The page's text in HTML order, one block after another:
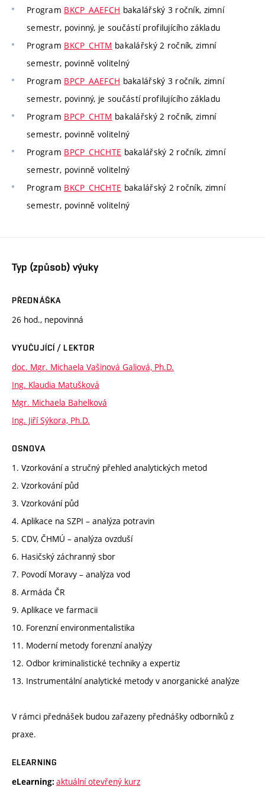
Program BKCP_AAEFCH bakalářský 3 ročník, zimní
semestr, povinný, je součástí profilujícího základu
Program BKCP_CHTM bakalářský 2 ročník, zimní
semestr, povinně volitelný
Program BPCP_AAEFCH bakalářský 3 ročník, zimní
semestr, povinný, je součástí profilujícího základu
Program BPCP_CHTM bakalářský 2 ročník, zimní
semestr, povinně volitelný
Program BPCP_CHCHTE bakalářský 2 ročník, zimní
semestr, povinně volitelný
Program BKCP_CHCHTE bakalářský 2 ročník, zimní
semestr, povinně volitelný
Typ (způsob) výuky
PŘEDNÁŠKA
26 hod., nepovinná
VYUČUJÍCÍ / LEKTOR
doc. Mgr. Michaela Vašinová Galiová, Ph.D.
Ing. Klaudia Matušková
Mgr. Michaela Bahelková
Ing. Jiří Sýkora, Ph.D.
OSNOVA
1. Vzorkování a stručný přehled analytických metod
2. Vzorkování půd
3. Vzorkování půd
4. Aplikace na SZPI – analýza potravin
5. CDV, ČHMÚ – analýza ovzduší
6. Hasičský záchranný sbor
7. Povodí Moravy – analýza vod
8. Armáda ČR
9. Aplikace ve farmacii
10. Forenzní environmentalistika
11. Moderní metody forenzní analýzy
12. Odbor kriminalistické techniky a expertiz
13. Instrumentální analytické metody v anorganické analýze
V rámci přednášek budou zařazeny přednášky odborníků z
praxe.
ELEARNING
eLearning: aktuální otevřený kurz